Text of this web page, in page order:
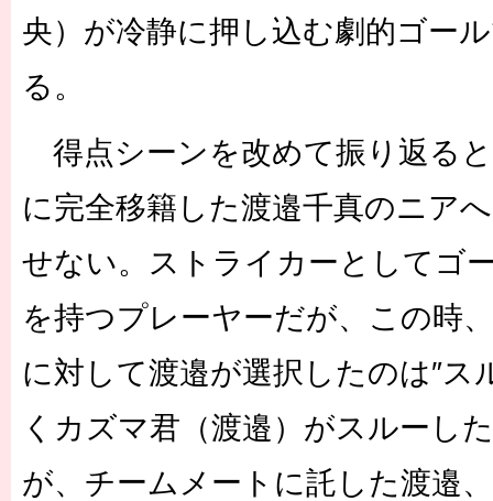
央）が冷静に押し込む劇的ゴー
る。
得点シーンを改めて振り返る
に完全移籍した渡邉千真のニア
せない。ストライカーとしてゴ
を持つプレーヤーだが、この時
に対して渡邉が選択したのは″ス
くカズマ君（渡邉）がスルーし
が、チームメートに託した渡邉